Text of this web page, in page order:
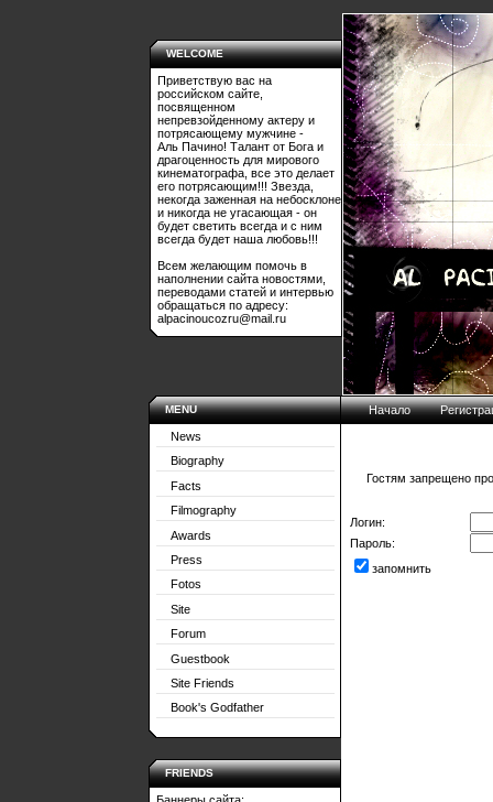
WELCOME
Приветствую вас на
российском сайте,
посвященном
непревзойденному актеру и
потрясающему мужчине -
Аль Пачино! Талант от Бога и
драгоценность для мирового
кинематографа, все это делает
его потрясающим!!! Звезда,
некогда заженная на небосклоне
и никогда не угасающая - он
будет светить всегда и с ним
всегда будет наша любовь!!!
Всем желающим помочь в
наполнении сайта новостями,
переводами статей и интервью
обращаться по адресу:
alpacinoucozru@mail.ru
MENU
News
Biography
Facts
Filmography
Awards
Press
Fotos
Site
Forum
Guestbook
Site Friends
Book's Godfather
FRIENDS
Начало
Гостям запрещено
Логин:
Пароль:
запомнить